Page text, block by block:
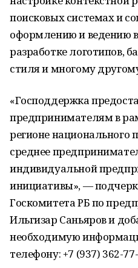
поисковых системах и
оформлению и ведению
разработке логотипов,
стиля и многому
«Господдержка
предпринимателям в
регионе национального
среднее
индивидуальной
инициативы», —
Госкомитета РБ по
Ильгизар Саньяров и
необходимую
телефону: +7 (937) 362-